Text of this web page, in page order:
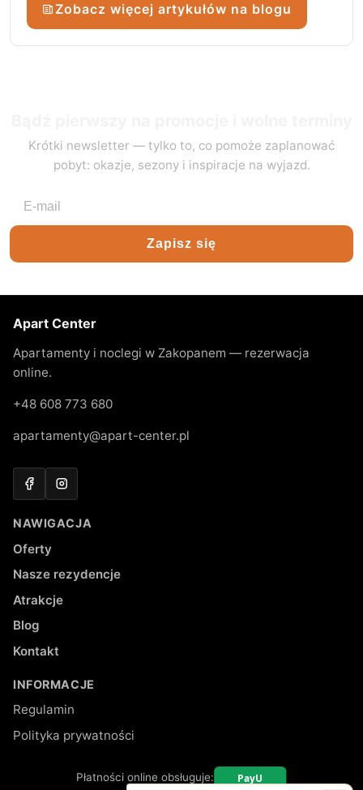
Zobacz więcej artykułów na blogu
Krótki newsletter — tylko to, co pomoże zaplanować
pobyt: okazje, sezony i inspiracje na wyjazd.
Adres e-mail
Zapisz się
Apart Center
Apartamenty i noclegi w Zakopanem — rezerwacja
online.
+48 608 773 680
apartamenty@apart-center.pl
FacebookInstagram
NAWIGACJA
Oferty
Nasze rezydencje
Atrakcje
Blog
Kontakt
INFORMACJE
Regulamin
Polityka prywatności
Płatności online obsługuje: